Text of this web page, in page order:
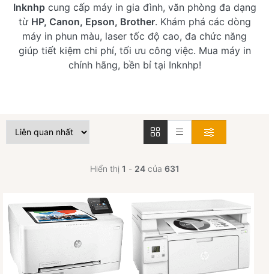
Inknhpcung cấp máy in gia đình, văn phòng đa dạng
từ HP, Canon, Epson, Brother. Khám phá các dòng
máy in phun màu, laser tốc độ cao, đa chức năng
giúp tiết kiệm chi phí, tối ưu công việc. Mua máy in
chính hãng, bền bỉ tại Inknhp!
Hiển thị 1 - 24của 631